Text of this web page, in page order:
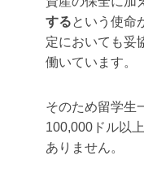
するという使命
定においても妥
働いています。
そのため留学生
100,000ドル以
ありません。